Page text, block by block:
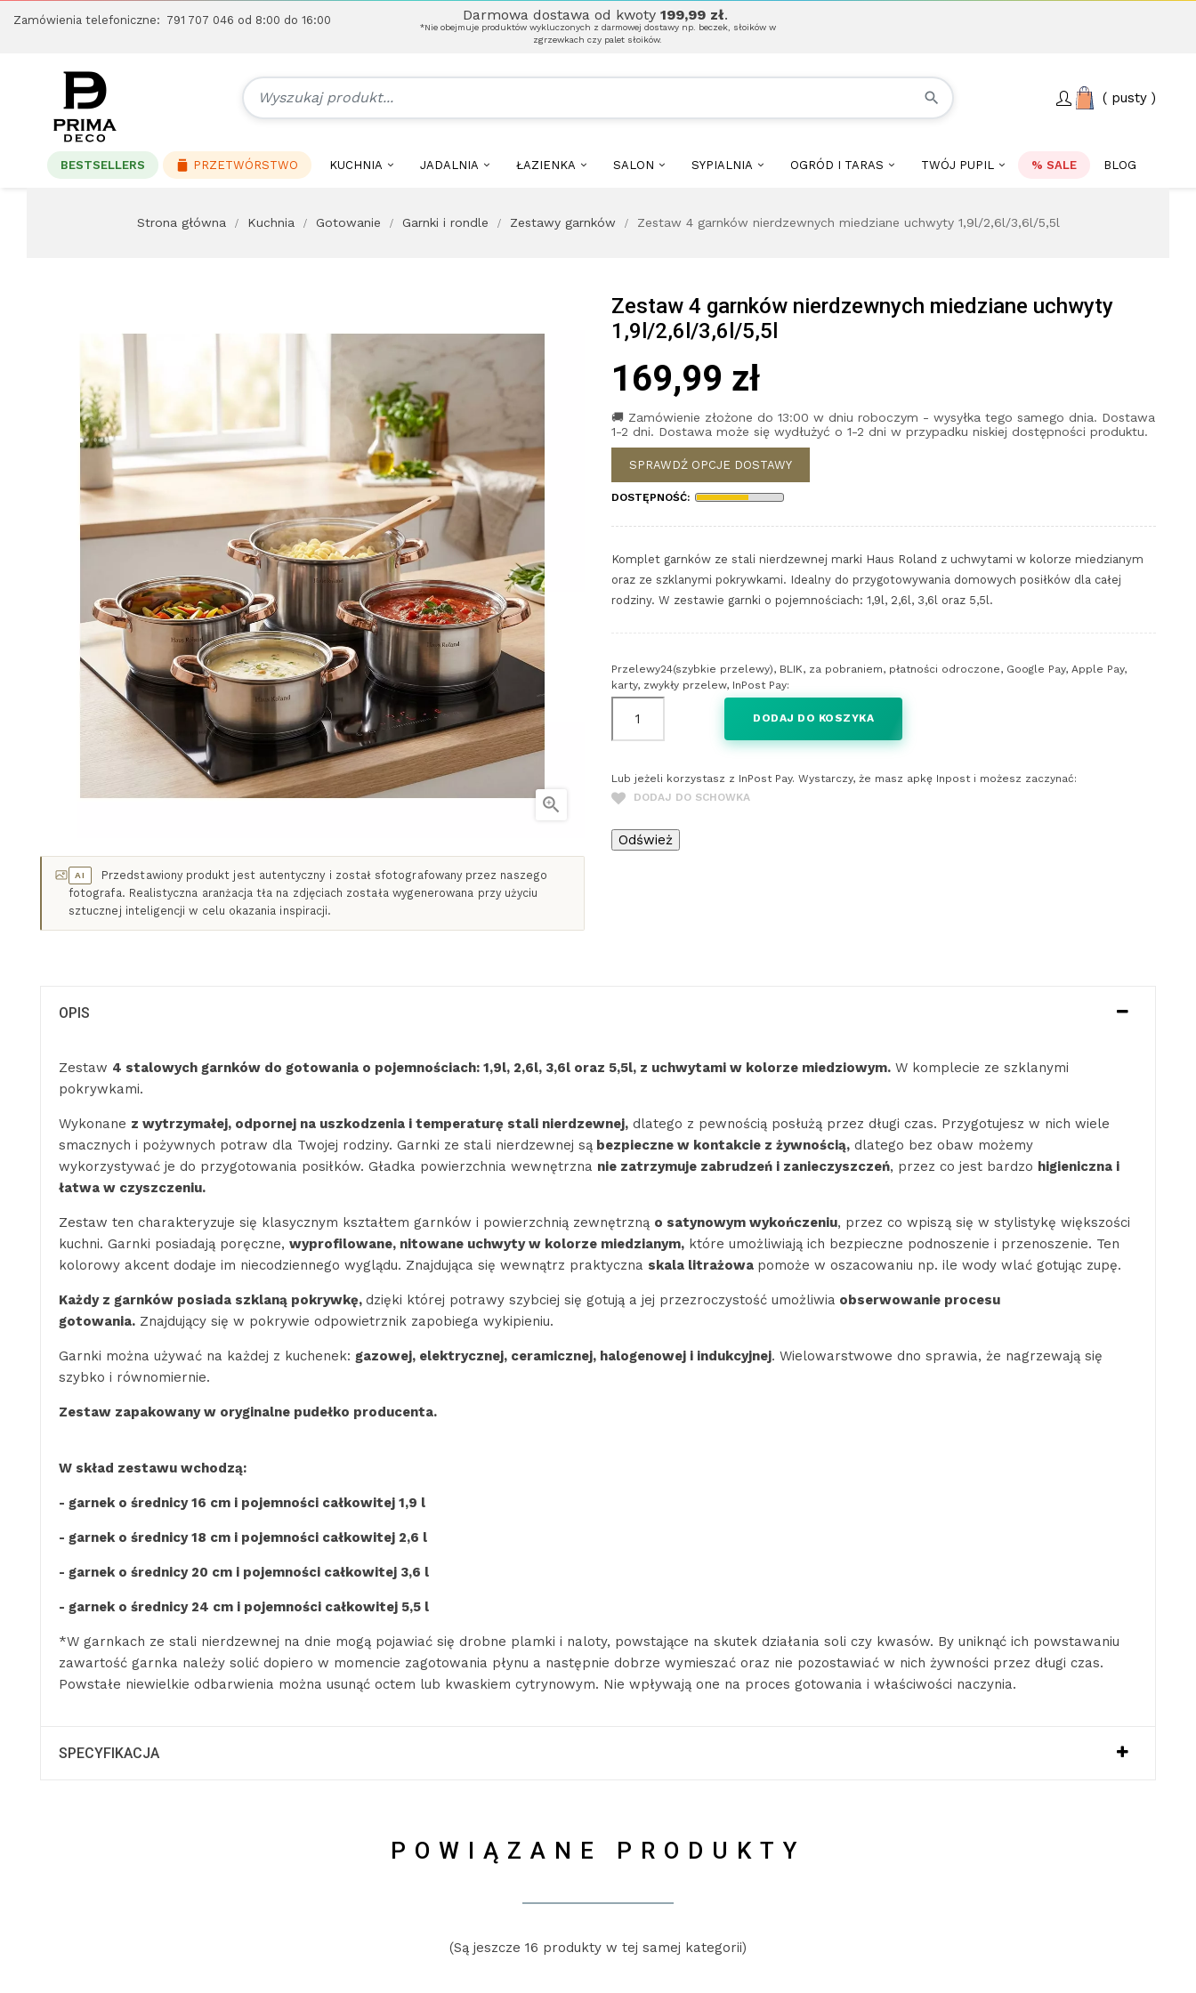
Zamówienia telefoniczne: 791 707 046 od 8:00 do 16:00 Darmowa dostawa od kwoty199,99 zł.
*Nie obejmuje produktów wykluczonych z darmowej dostawy np. beczek, słoików w
zgrzewkach czy palet słoików.
search pusty
BESTSELLERS PRZETWÓRSTWO KUCHNIA JADALNIA ŁAZIENKA SALON SYPIALNIA OGRÓD I TARAS TWÓJ PUPIL % SALE BLOG
Strona główna Kuchnia Gotowanie Garnki i rondle Zestawy garnków Zestaw 4 garnków nierdzewnych miedziane uchwyty 1,9l/2,6l/3,6l/5,5l

AI
Przedstawiony produkt jest autentyczny i został sfotografowany przez naszego
fotografa. Realistyczna aranżacja tła na zdjęciach została wygenerowana przy użyciu
sztucznej inteligencji w celu okazania inspiracji.
Zestaw 4 garnków nierdzewnych miedziane uchwyty
1,9l/2,6l/3,6l/5,5l
169,99 zł
🚚 Zamówienie złożone do 13:00 w dniu roboczym - wysyłka tego samego dnia. Dostawa
1-2 dni. Dostawa może się wydłużyć o 1-2 dni w przypadku niskiej dostępności produktu.
SPRAWDŹ OPCJE DOSTAWY
DOSTĘPNOŚĆ:
Komplet garnków ze stali nierdzewnej marki Haus Roland z uchwytami w kolorze miedzianym
oraz ze szklanymi pokrywkami. Idealny do przygotowywania domowych posiłków dla całej
rodziny. W zestawie garnki o pojemnościach: 1,9l, 2,6l, 3,6l oraz 5,5l.
Przelewy24(szybkie przelewy), BLIK, za pobraniem, płatności odroczone, Google Pay, Apple Pay,
karty, zwykły przelew, InPost Pay:
DODAJ DO KOSZYKA
Lub jeżeli korzystasz z InPost Pay. Wystarczy, że masz apkę Inpost i możesz zaczynać:
DODAJ DO SCHOWKA
OPIS
Zestaw 4 stalowych garnków do gotowania o pojemnościach: 1,9l, 2,6l, 3,6l oraz 5,5l, z uchwytami w kolorze miedziowym. W komplecie ze szklanymi
pokrywkami.
Wykonane z wytrzymałej, odpornej na uszkodzenia i temperaturę stali nierdzewnej, dlatego z pewnością posłużą przez długi czas. Przygotujesz w nich wiele
smacznych i pożywnych potraw dla Twojej rodziny. Garnki ze stali nierdzewnej są bezpieczne w kontakcie z żywnością, dlatego bez obaw możemy
wykorzystywać je do przygotowania posiłków. Gładka powierzchnia wewnętrzna nie zatrzymuje zabrudzeń i zanieczyszczeń, przez co jest bardzo higieniczna i
łatwa w czyszczeniu.
Zestaw ten charakteryzuje się klasycznym kształtem garnków i powierzchnią zewnętrzną o satynowym wykończeniu, przez co wpiszą się w stylistykę większości
kuchni. Garnki posiadają poręczne, wyprofilowane, nitowane uchwyty w kolorze miedzianym, które umożliwiają ich bezpieczne podnoszenie i przenoszenie. Ten
kolorowy akcent dodaje im niecodziennego wyglądu. Znajdująca się wewnątrz praktyczna skala litrażowa pomoże w oszacowaniu np. ile wody wlać gotując zupę.
Każdy z garnków posiada szklaną pokrywkę, dzięki której potrawy szybciej się gotują a jej przezroczystość umożliwia obserwowanie procesu
gotowania. Znajdujący się w pokrywie odpowietrznik zapobiega wykipieniu.
Garnki można używać na każdej z kuchenek: gazowej, elektrycznej, ceramicznej, halogenowej i indukcyjnej. Wielowarstwowe dno sprawia, że nagrzewają się
szybko i równomiernie.
Zestaw zapakowany w oryginalne pudełko producenta.
W skład zestawu wchodzą:
- garnek o średnicy 16 cm i pojemności całkowitej 1,9 l
- garnek o średnicy 18 cm i pojemności całkowitej 2,6 l
- garnek o średnicy 20 cm i pojemności całkowitej 3,6 l
- garnek o średnicy 24 cm i pojemności całkowitej 5,5 l
*W garnkach ze stali nierdzewnej na dnie mogą pojawiać się drobne plamki i naloty, powstające na skutek działania soli czy kwasów. By uniknąć ich powstawaniu
zawartość garnka należy solić dopiero w momencie zagotowania płynu a następnie dobrze wymieszać oraz nie pozostawiać w nich żywności przez długi czas.
Powstałe niewielkie odbarwienia można usunąć octem lub kwaskiem cytrynowym. Nie wpływają one na proces gotowania i właściwości naczynia.
SPECYFIKACJA
POWIĄZANE PRODUKTY
(Są jeszcze 16 produkty w tej samej kategorii)